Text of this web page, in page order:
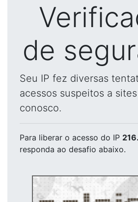
de
Seu IP fez diversas
acessos suspeitos a
conosco.
Para liberar o acesso do IP
responda ao desafio abaixo.